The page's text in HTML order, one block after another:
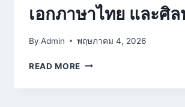
เอกภาษาไทย และศิล
By Admin พฤษภาคม 4, 2026
READ MORE ประกาศ
ชื่อ